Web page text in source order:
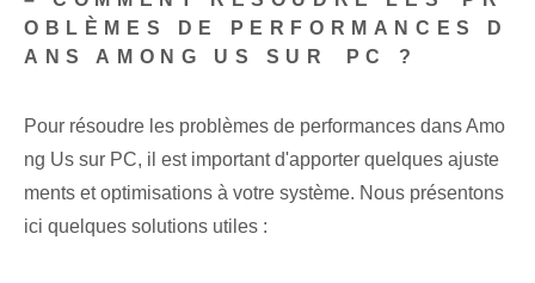
OBLÈMES DE PERFORMANCES D
ANS AMONG US SUR ⁤PC ?
Pour résoudre les problèmes de performances dans Amo
ng Us⁢ sur PC, ⁤il est important d'apporter quelques ‌ajuste
ments⁤ et optimisations⁤ à votre système. Nous présentons
ici quelques solutions utiles :